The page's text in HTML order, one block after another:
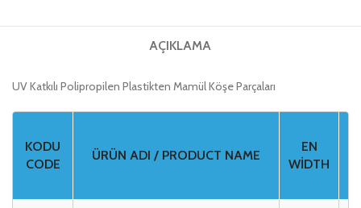
AÇIKLAMA
UV Katkılı Polipropilen Plastikten Mamül Köşe Parçaları
KODU
CODE
ÜRÜN ADI / PRODUCT NAME
EN
WIDTH